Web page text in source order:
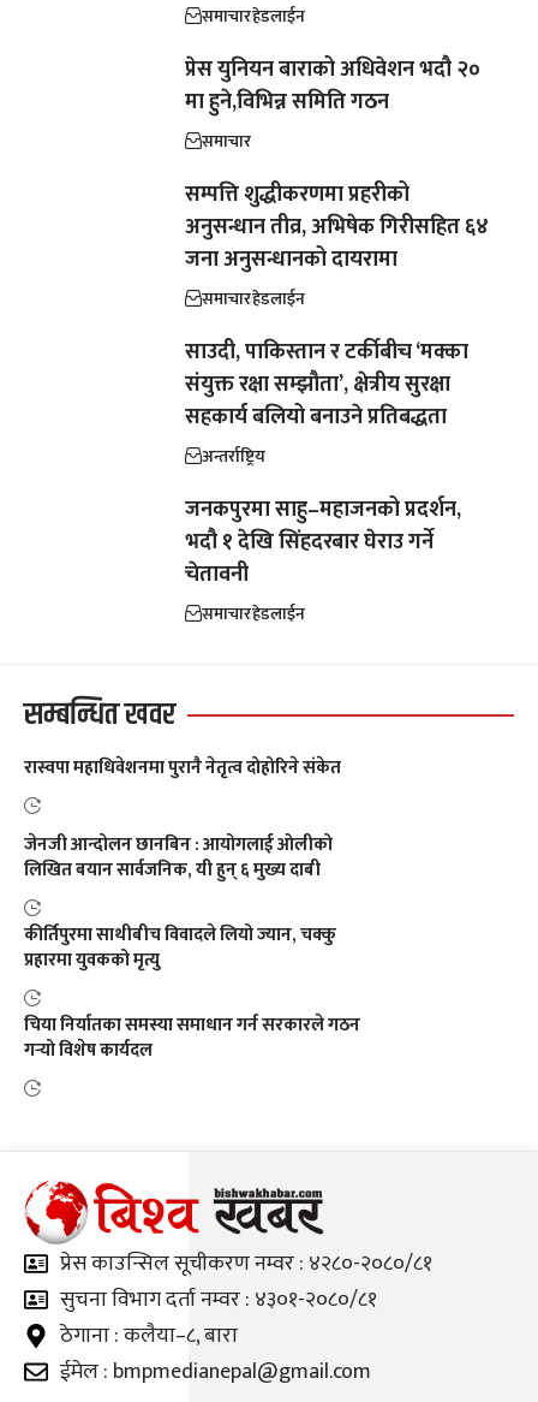
समाचारहेडलाईन
प्रेस युनियन बाराको अधिवेशन भदौ २०
मा हुने,विभिन्न समिति गठन
समाचार
सम्पत्ति शुद्धीकरणमा प्रहरीको
अनुसन्धान तीव्र, अभिषेक गिरीसहित ६४
जना अनुसन्धानको दायरामा
समाचारहेडलाईन
साउदी, पाकिस्तान र टर्कीबीच ‘मक्का
संयुक्त रक्षा सम्झौता’, क्षेत्रीय सुरक्षा
सहकार्य बलियो बनाउने प्रतिबद्धता
अन्तर्राष्ट्रिय
जनकपुरमा साहु–महाजनको प्रदर्शन,
भदौ १ देखि सिंहदरबार घेराउ गर्ने
चेतावनी
समाचारहेडलाईन
सम्बन्धित खवर
रास्वपा महाधिवेशनमा पुरानै नेतृत्व दोहोरिने संकेत
जेनजी आन्दोलन छानबिन : आयोगलाई ओलीको
लिखित बयान सार्वजनिक, यी हुन् ६ मुख्य दाबी
कीर्तिपुरमा साथीबीच विवादले लियो ज्यान, चक्कु
प्रहारमा युवकको मृत्यु
चिया निर्यातका समस्या समाधान गर्न सरकारले गठन
गर्‍यो विशेष कार्यदल
प्रेस काउन्सिल सूचीकरण नम्वर : ४२८०-२०८०/८१
सुचना विभाग दर्ता नम्वर : ४३०१-२०८०/८१
ठेगाना : कलैया–८, बारा
ईमेल : bmpmedianepal@gmail.com